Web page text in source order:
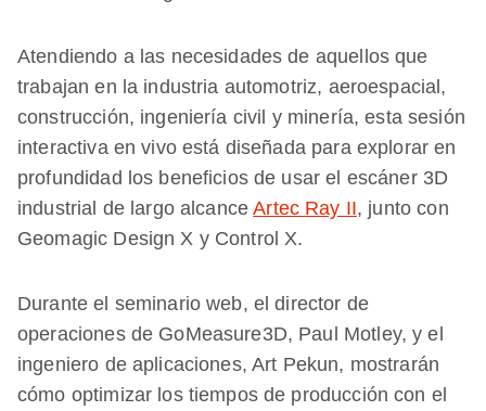
Atendiendo a las necesidades de aquellos que
trabajan en la industria automotriz, aeroespacial,
construcción, ingeniería civil y minería, esta sesión
interactiva en vivo está diseñada para explorar en
profundidad los beneficios de usar el escáner 3D
industrial de largo alcanceArtec Ray II, junto con
Geomagic Design X y Control X.
Durante el seminario web, el director de
operaciones de GoMeasure3D, Paul Motley, y el
ingeniero de aplicaciones, Art Pekun, mostrarán
cómo optimizar los tiempos de producción con el